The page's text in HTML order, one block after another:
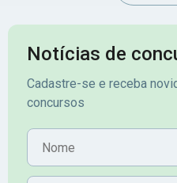
Notícias de
Cadastre-se e receba
concursos
Nome
E-mail